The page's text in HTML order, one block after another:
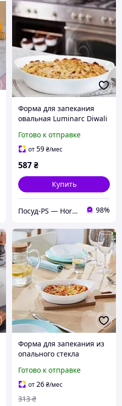
Форма для запекания
овальная Luminarc Diwali
(N3083)
Готово к отправке
от59₴/мес
587₴
Купить
Посуд-PS — Horeca Посуда Подарки 98%
Форма для запекания из
опального стекла
21*13 см (P0887)
Готово к отправке
от26₴/мес
313 ₴